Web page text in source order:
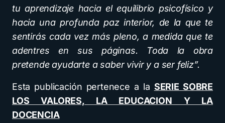
tu aprendizaje hacia el equilibrio psicofísico y
hacia una profunda paz interior, de la que te
sentirás cada vez más pleno, a medida que te
adentres en sus páginas. Toda la obra
pretende ayudarte a saber vivir y a ser feliz”.
Esta publicación pertenece a la SERIE SOBRE
LOS VALORES, LA EDUCACION Y LA
DOCENCIA